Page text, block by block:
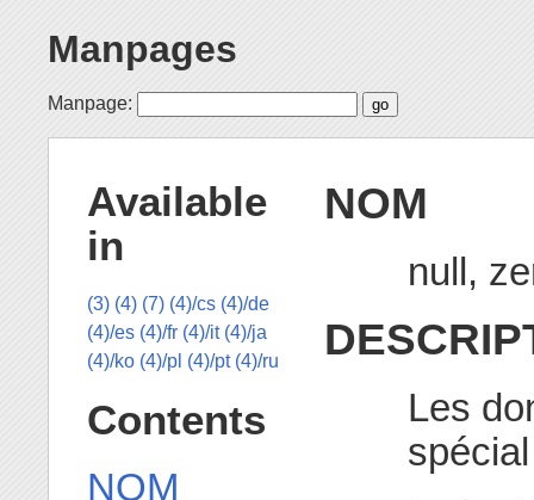
Manpages
Manpage:
NOM
null,
Les
Available
in
(3) (4) (7) (4)/cs (4)/de
(4)/es (4)/fr (4)/it (4)/ja
(4)/ko (4)/pl (4)/pt (4)/ru
Contents
NOM